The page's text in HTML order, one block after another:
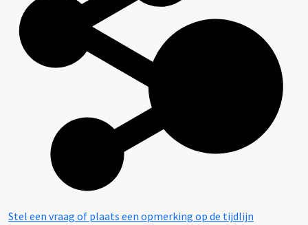
Stel een vraag of plaats een opmerking op de tijdlijn